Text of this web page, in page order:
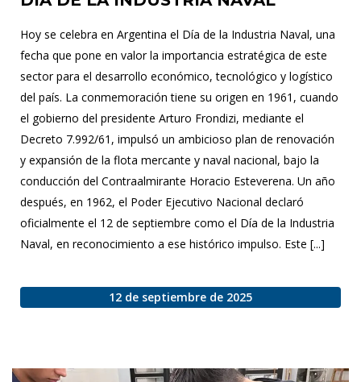
Hoy se celebra en Argentina el Día de la Industria Naval, una
fecha que pone en valor la importancia estratégica de este
sector para el desarrollo económico, tecnológico y logístico
del país. La conmemoración tiene su origen en 1961, cuando
el gobierno del presidente Arturo Frondizi, mediante el
Decreto 7.992/61, impulsó un ambicioso plan de renovación
y expansión de la flota mercante y naval nacional, bajo la
conducción del Contraalmirante Horacio Esteverena. Un año
después, en 1962, el Poder Ejecutivo Nacional declaró
oficialmente el 12 de septiembre como el Día de la Industria
Naval, en reconocimiento a ese histórico impulso. Este [...]
12 de septiembre de 2025